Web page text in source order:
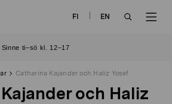
FI
EN
ti–sö kl. 12–17
Catharina Kajander och Haliz Yosef
och Haliz